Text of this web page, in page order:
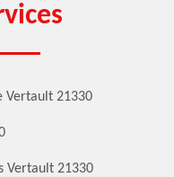
Vertault 21330
Vertault 21330